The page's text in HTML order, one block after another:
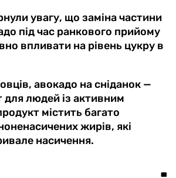
увагу, що заміна частини
під час ранкового прийому
впливати на рівень цукру в
авокадо на сніданок —
для людей із активним
містить багато
жирів, які
насичення.